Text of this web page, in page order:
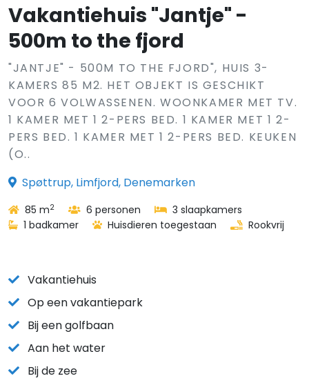
Vakantiehuis "Jantje" -
500m to the fjord
"JANTJE" - 500M TO THE FJORD", HUIS 3-
KAMERS 85 M2. HET OBJEKT IS GESCHIKT
VOOR 6 VOLWASSENEN. WOONKAMER MET TV.
1 KAMER MET 1 2-PERS BED. 1 KAMER MET 1 2-
PERS BED. 1 KAMER MET 1 2-PERS BED. KEUKEN
(O..
Spøttrup, Limfjord, Denemarken
85 m2 6 personen
3 slaapkamers
1 badkamer
Huisdieren toegestaan Rookvrij
Vakantiehuis
Op een vakantiepark
Bij een golfbaan
Aan het water
Bij de zee